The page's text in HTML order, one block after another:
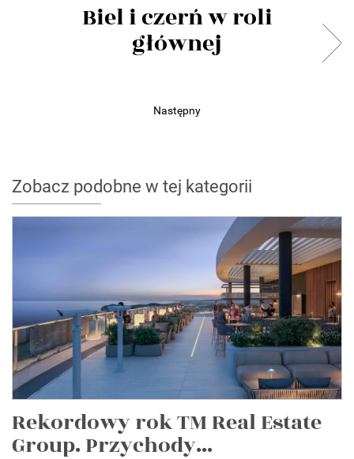
Biel i czerń w roli
głównej
Następny
Zobacz podobne w tej kategorii
Rekordowy rok TM Real Estate
Group. Przychody...